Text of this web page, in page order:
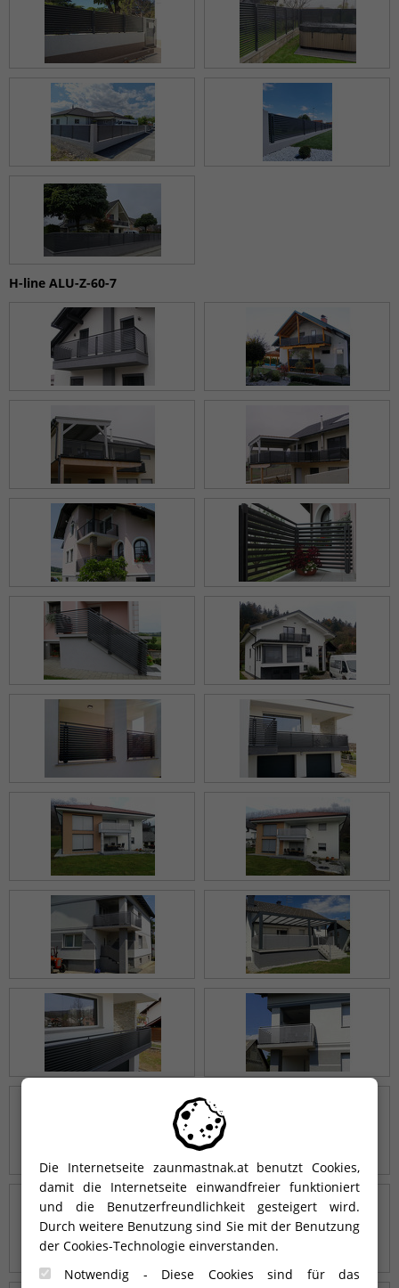
Die Internetseite zaunmastnak.at benutzt Cookies,
damit die Internetseite einwandfreier funktioniert
und die Benutzerfreundlichkeit gesteigert wird.
Durch weitere Benutzung sind Sie mit der Benutzung
der Cookies-Technologie einverstanden.
Notwendig - Diese Cookies sind für das
H-line ALU-Z-60-7